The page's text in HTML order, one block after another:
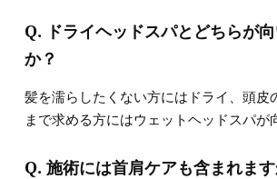
Q. ドライヘッドスパとどちらが
か？
髪を濡らしたくない方にはドライ、頭皮
まで求める方にはウェットヘッドスパが
Q. 施術には首肩ケアも含まれます